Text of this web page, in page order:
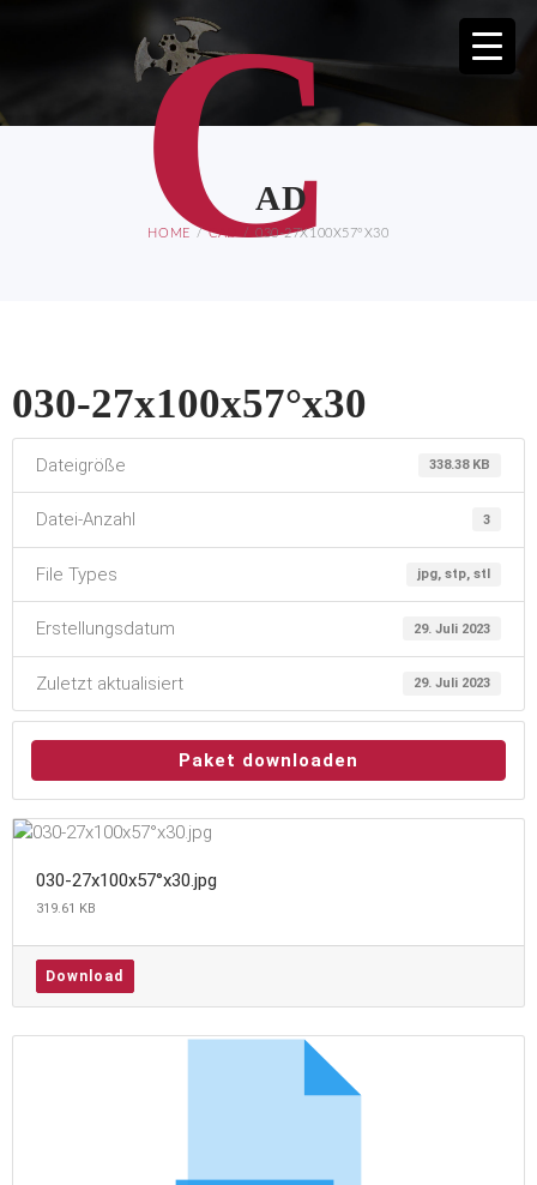
C
AD
HOME CAD 030-27X100X57°X30
030-27x100x57°x30
Dateigröße 338.38 KB
Datei-Anzahl 3
File Types jpg, stp, stl
Erstellungsdatum 29. Juli 2023
Zuletzt aktualisiert 29. Juli 2023
Paket downloaden
030-27x100x57°x30.jpg
319.61 KB
Download